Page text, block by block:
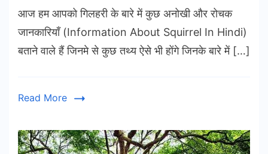
आज हम आपको गिलहरी के बारे में कुछ अनोखी और रोचक
जानकारियाँ (Information About Squirrel In Hindi)
बताने वाले हैं जिनमे से कुछ तथ्य ऐसे भी होंगे जिनके बारे में […]
Read More